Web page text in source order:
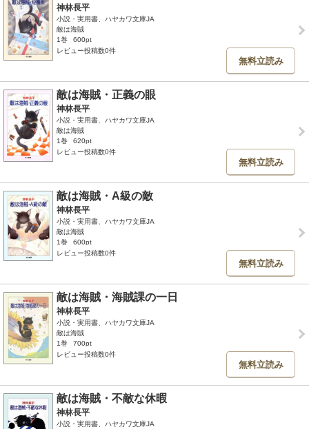
神林長平
小説・実用書、ハヤカワ文庫JA
敵は海賊
1巻
600pt
レビュー投稿数0件
無料立読み
敵は海賊・正義の眼
神林長平
小説・実用書、ハヤカワ文庫JA
敵は海賊
1巻
620pt
レビュー投稿数0件
無料立読み
敵は海賊・A級の敵
神林長平
小説・実用書、ハヤカワ文庫JA
敵は海賊
1巻
600pt
レビュー投稿数0件
無料立読み
敵は海賊・海賊課の一日
神林長平
小説・実用書、ハヤカワ文庫JA
敵は海賊
1巻
700pt
レビュー投稿数0件
無料立読み
敵は海賊・不敵な休暇
神林長平
小説・実用書、ハヤカワ文庫JA